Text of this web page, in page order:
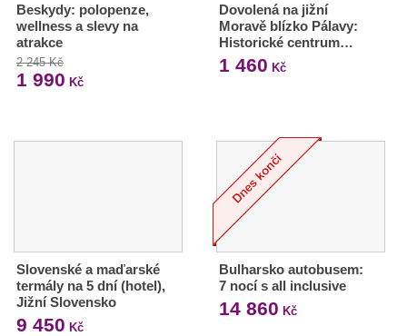
Beskydy: polopenze,
wellness a slevy na
atrakce
2 245 Kč
1 990 Kč
Dovolená na jižní
Moravě blízko Pálavy:
Historické centrum…
1 460 Kč
Slovenské a maďarské
termály na 5 dní (hotel),
Jižní Slovensko
9 450 Kč
Bulharsko autobusem:
7 nocí s all inclusive
14 860 Kč